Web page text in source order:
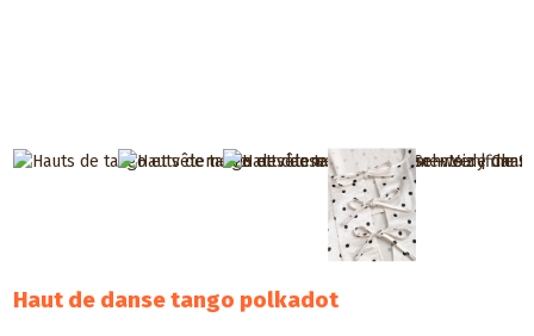
Haut de danse tango polkadot